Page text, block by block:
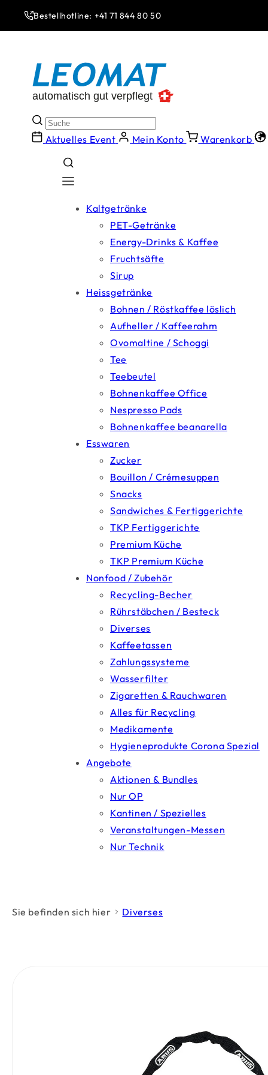
zum
Inhalt
Bestellhotline: +41 71 844 80 50
Aktuelles Event Mein Konto Warenkorb
Kaltgetränke
PET-Getränke
Energy-Drinks & Kaffee
Fruchtsäfte
Sirup
Heissgetränke
Bohnen / Röstkaffee löslich
Aufheller / Kaffeerahm
Ovomaltine / Schoggi
Tee
Teebeutel
Bohnenkaffee Office
Nespresso Pads
Bohnenkaffee beanarella
Esswaren
Zucker
Bouillon / Crémesuppen
Snacks
Sandwiches & Fertiggerichte
TKP Fertiggerichte
Premium Küche
TKP Premium Küche
Nonfood / Zubehör
Recycling-Becher
Rührstäbchen / Besteck
Diverses
Kaffeetassen
Zahlungssysteme
Wasserfilter
Zigaretten & Rauchwaren
Alles für Recycling
Medikamente
Hygieneprodukte Corona Spezial
Angebote
Aktionen & Bundles
Nur OP
Kantinen / Spezielles
Veranstaltungen-Messen
Nur Technik
Sie befinden sich hier Diverses